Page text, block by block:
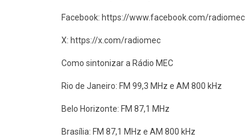
Facebook: https://www.facebook.com/radiomec
X: https://x.com/radiomec
Como sintonizar a Rádio MEC
Rio de Janeiro: FM 99,3 MHz e AM 800 kHz
Belo Horizonte: FM 87,1 MHz
Brasília: FM 87,1 MHz e AM 800 kHz